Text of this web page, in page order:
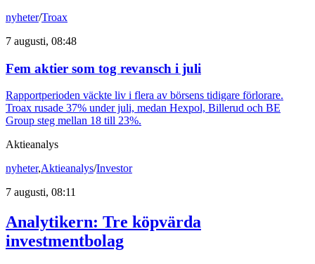
nyheter/Troax
7 augusti, 08:48
Fem aktier som tog revansch i juli
Rapportperioden väckte liv i flera av börsens tidigare förlorare.
Troax rusade 37% under juli, medan Hexpol, Billerud och BE
Group steg mellan 18 till 23%.
Aktieanalys
nyheter,Aktieanalys/Investor
7 augusti, 08:11
Analytikern: Tre köpvärda
investmentbolag